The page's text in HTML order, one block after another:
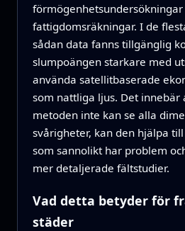
fattigdomsräkningar. I de
sådan data fanns tillgänglig
slumpoängen starkare med
använda satellitbaserade
som nattliga ljus. Det innebär
metoden inte kan se alla
svårigheter, kan den hjälpa
som sannolikt har problem
mer detaljerade fältstudier.
Vad detta betyder för
städer